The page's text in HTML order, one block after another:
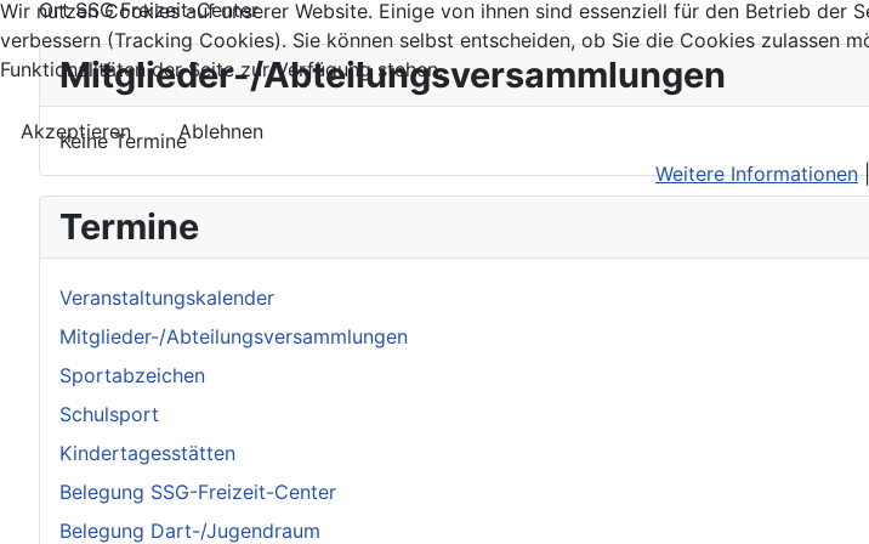
Mitglieder-/Abteilungsversammlungen
Keine Termine
Termine
Veranstaltungskalender
Mitglieder-/Abteilungsversammlungen
Sportabzeichen
Schulsport
Kindertagesstätten
Belegung SSG-Freizeit-Center
Belegung Dart-/Jugendraum
OrtSSG Freizeit-Center
Wir nutzen Cookies auf unserer Website. Einige von ihnen sind essenziell für den Betrieb der
verbessern (Tracking Cookies). Sie können selbst entscheiden, ob Sie die Cookies zulassen
Funktionalitäten der Seite zur Verfügung stehen.
Akzeptieren
Ablehnen
Weitere Informationen